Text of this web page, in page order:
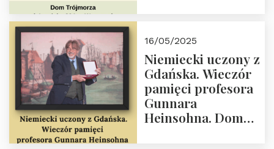
Dom Trójmorza 23
maja 2025 r. godz.
18:00.
16/05/2025
Niemiecki uczony z
Gdańska. Wieczór
pamięci profesora
Gunnara
Heinsohna. Dom